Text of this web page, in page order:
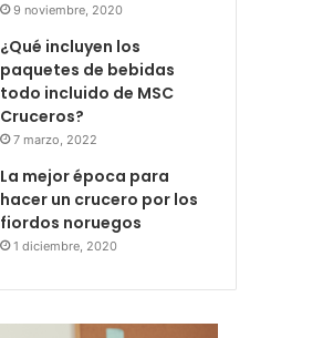
9 noviembre, 2020
¿Qué incluyen los
paquetes de bebidas
todo incluido de MSC
Cruceros?
7 marzo, 2022
La mejor época para
hacer un crucero por los
fiordos noruegos
1 diciembre, 2020